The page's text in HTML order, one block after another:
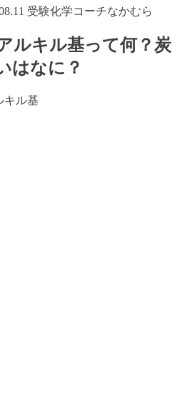
受験化学コーチなかむら
ルキル基って何？炭
はなに？